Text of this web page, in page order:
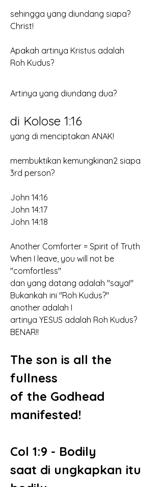
sehingga yang diundang siapa?
Christ!
Apakah artinya Kristus adalah
Roh Kudus?
Artinya yang diundang dua?
di Kolose 1:16
yang di menciptakan ANAK!
membuktikan kemungkinan2 siapa
3rd person?
John 14:16
John 14:17
John 14:18
Another Comforter = Spirit of Truth
When I leave, you will not be
"comfortless"
dan yang datang adalah "saya!"
Bukankah ini "Roh Kudus?"
another adalah I
artinya YESUS adalah Roh Kudus?
BENAR!!
The son is all the
fullness
of the Godhead
manifested!
Col 1:9 - Bodily
saat di ungkapkan itu